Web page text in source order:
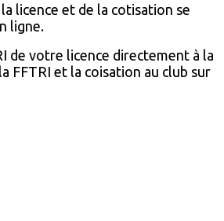
licence et de la cotisation se
ligne.
de votre licence directement à la
FFTRI et la coisation au club sur